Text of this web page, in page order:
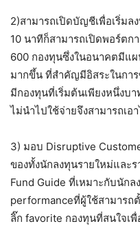
2)สามารถเปิดบัญชีเพื่อเริ่มล
10 นาทีก็สามารถเปิดพอร์ตก
600 กองทุนซึ่งในอนาคตมีแ
มากขึ้น ที่สำคัญมีอิสระในกา
มีกองทุนที่เริ่มต้นเพียงหนึ่งบ
ไม่นำไปใช้จ่ายจึงสามารถเอ
3) มอบ Disruptive
ของทั้งนักลงทุนรายใหม่และ
Fund Guide ที่เหมาะกับนัก
performanceที่ผู้ใช้สามารถ
ลิ๊ก favorite กองทุนที่สนใจเ